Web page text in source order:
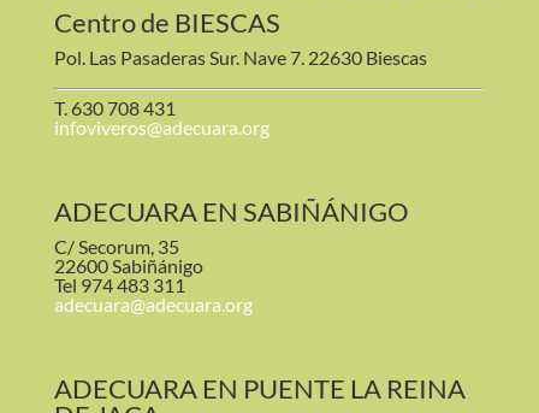
Centro de BIESCAS
Pol. Las Pasaderas Sur. Nave 7. 22630 Biescas
T. 630 708 431
infoviveros@adecuara.org
ADECUARA EN SABIÑÁNIGO
C/ Secorum, 35
22600 Sabiñánigo
Tel 974 483 311
adecuara@adecuara.org
ADECUARA EN PUENTE LA REINA